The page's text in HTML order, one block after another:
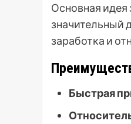
Основная идея
значительный
заработка и
Быстрая